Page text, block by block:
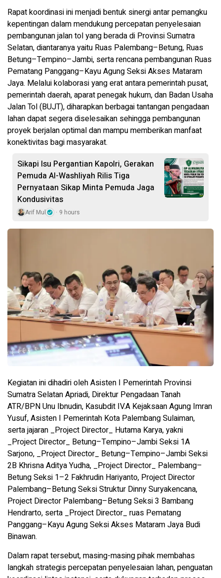
Rapat koordinasi ini menjadi bentuk sinergi antar pemangku
kepentingan dalam mendukung percepatan penyelesaian
pembangunan jalan tol yang berada di Provinsi Sumatra
Selatan, diantaranya yaitu Ruas Palembang–Betung, Ruas
Betung–Tempino–Jambi, serta rencana pembangunan Ruas
Pematang Panggang–Kayu Agung Seksi Akses Mataram
Jaya. Melalui kolaborasi yang erat antara pemerintah pusat,
pemerintah daerah, aparat penegak hukum, dan Badan Usaha
Jalan Tol (BUJT), diharapkan berbagai tantangan pengadaan
lahan dapat segera diselesaikan sehingga pembangunan
proyek berjalan optimal dan mampu memberikan manfaat
konektivitas bagi masyarakat.
Sikapi Isu Pergantian Kapolri, Gerakan
Pemuda Al-Washliyah Rilis Tiga
Pernyataan Sikap Minta Pemuda Jaga
Kondusivitas
Arif Mul 9 hours
Kegiatan ini dihadiri oleh Asisten I Pemerintah Provinsi
Sumatra Selatan Apriadi, Direktur Pengadaan Tanah
ATR/BPN Unu Ibnudin, Kasubdit IV.A Kejaksaan Agung Imran
Yusuf, Asisten I Pemerintah Kota Palembang Sulaiman,
serta jajaran _Project Director_ Hutama Karya, yakni
_Project Director_ Betung–Tempino–Jambi Seksi 1A
Sarjono, _Project Director_ Betung–Tempino–Jambi Seksi
2B Khrisna Aditya Yudha, _Project Director_ Palembang–
Betung Seksi 1–2 Fakhrudin Hariyanto, Project Director
Palembang–Betung Seksi Struktur Dinny Suryakencana,
Project Director Palembang–Betung Seksi 3 Bambang
Hendrarto, serta _Project Director_ ruas Pematang
Panggang–Kayu Agung Seksi Akses Mataram Jaya Budi
Binawan.
Dalam rapat tersebut, masing-masing pihak membahas
langkah strategis percepatan penyelesaian lahan, penguatan